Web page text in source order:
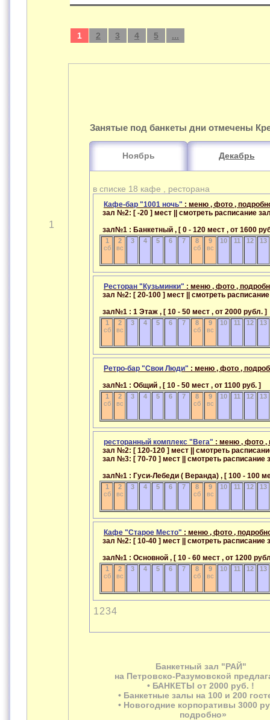
1
1 2 3 4 5 ...
Занятые под банкеты дни отмечены
Ноябрь Декабрь
в списке 18 кафе , ресторана
Кафе-бар "1001 ночь" : меню , фото ,
зал №2: [ -20 ] мест || смотреть расписание
зал№1 : Банкетный , [ 0 - 120 мест , от 1600
1
сб
2
вс
3 4 5 6 7
8
сб
9
вс
10 11 12 13
Ресторан "Кузьминки" : меню , фото ,
зал №2: [ 20-100 ] мест || смотреть
зал№1 : 1 Этаж , [ 10 - 50 мест , от 2000
1
сб
2
вс
3 4 5 6 7
8
сб
9
вс
10 11 12 13
Ретро-бар "Свои Люди" : меню , фото ,
зал№1 : Общий , [ 10 - 50 мест , от 1100 руб. ]
1
сб
2
вс
3 4 5 6 7
8
сб
9
вс
10 11 12 13
ресторанный комплекс "Вега" : меню , фото ,
зал №2: [ 120-120 ] мест || смотреть
зал №3: [ 70-70 ] мест || смотреть расписание
зал№1 : Гуси-Лебеди ( Веранда) , [ 100 - 100
1
сб
2
вс
3 4 5 6 7
8
сб
9
вс
10 11 12 13
Кафе "Старое Место" : меню , фото ,
зал №2: [ 10-40 ] мест || смотреть расписание
зал№1 : Основной , [ 10 - 60 мест , от 1200
1
сб
2
вс
3 4 5 6 7
8
сб
9
вс
10 11 12 13
1 234
Банкетный зал "РАЙ"
на Петровско-Разумовской
• БАНКЕТЫ от 2000 руб. !
• Банкетные залы на 100 и 200
• Новогодние корпоративы 3000
подробно»